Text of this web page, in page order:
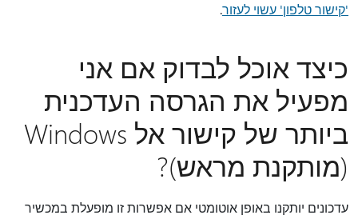
'קישור טלפון' עשוי לעזור.
כיצד אוכל לבדוק אם אני
מפעיל את הגרסה העדכנית
ביותר של קישור אל Windows
(מותקנת מראש)?
עדכונים יותקנו באופן אוטומטי אם אפשרות זו מופעלת במכשיר